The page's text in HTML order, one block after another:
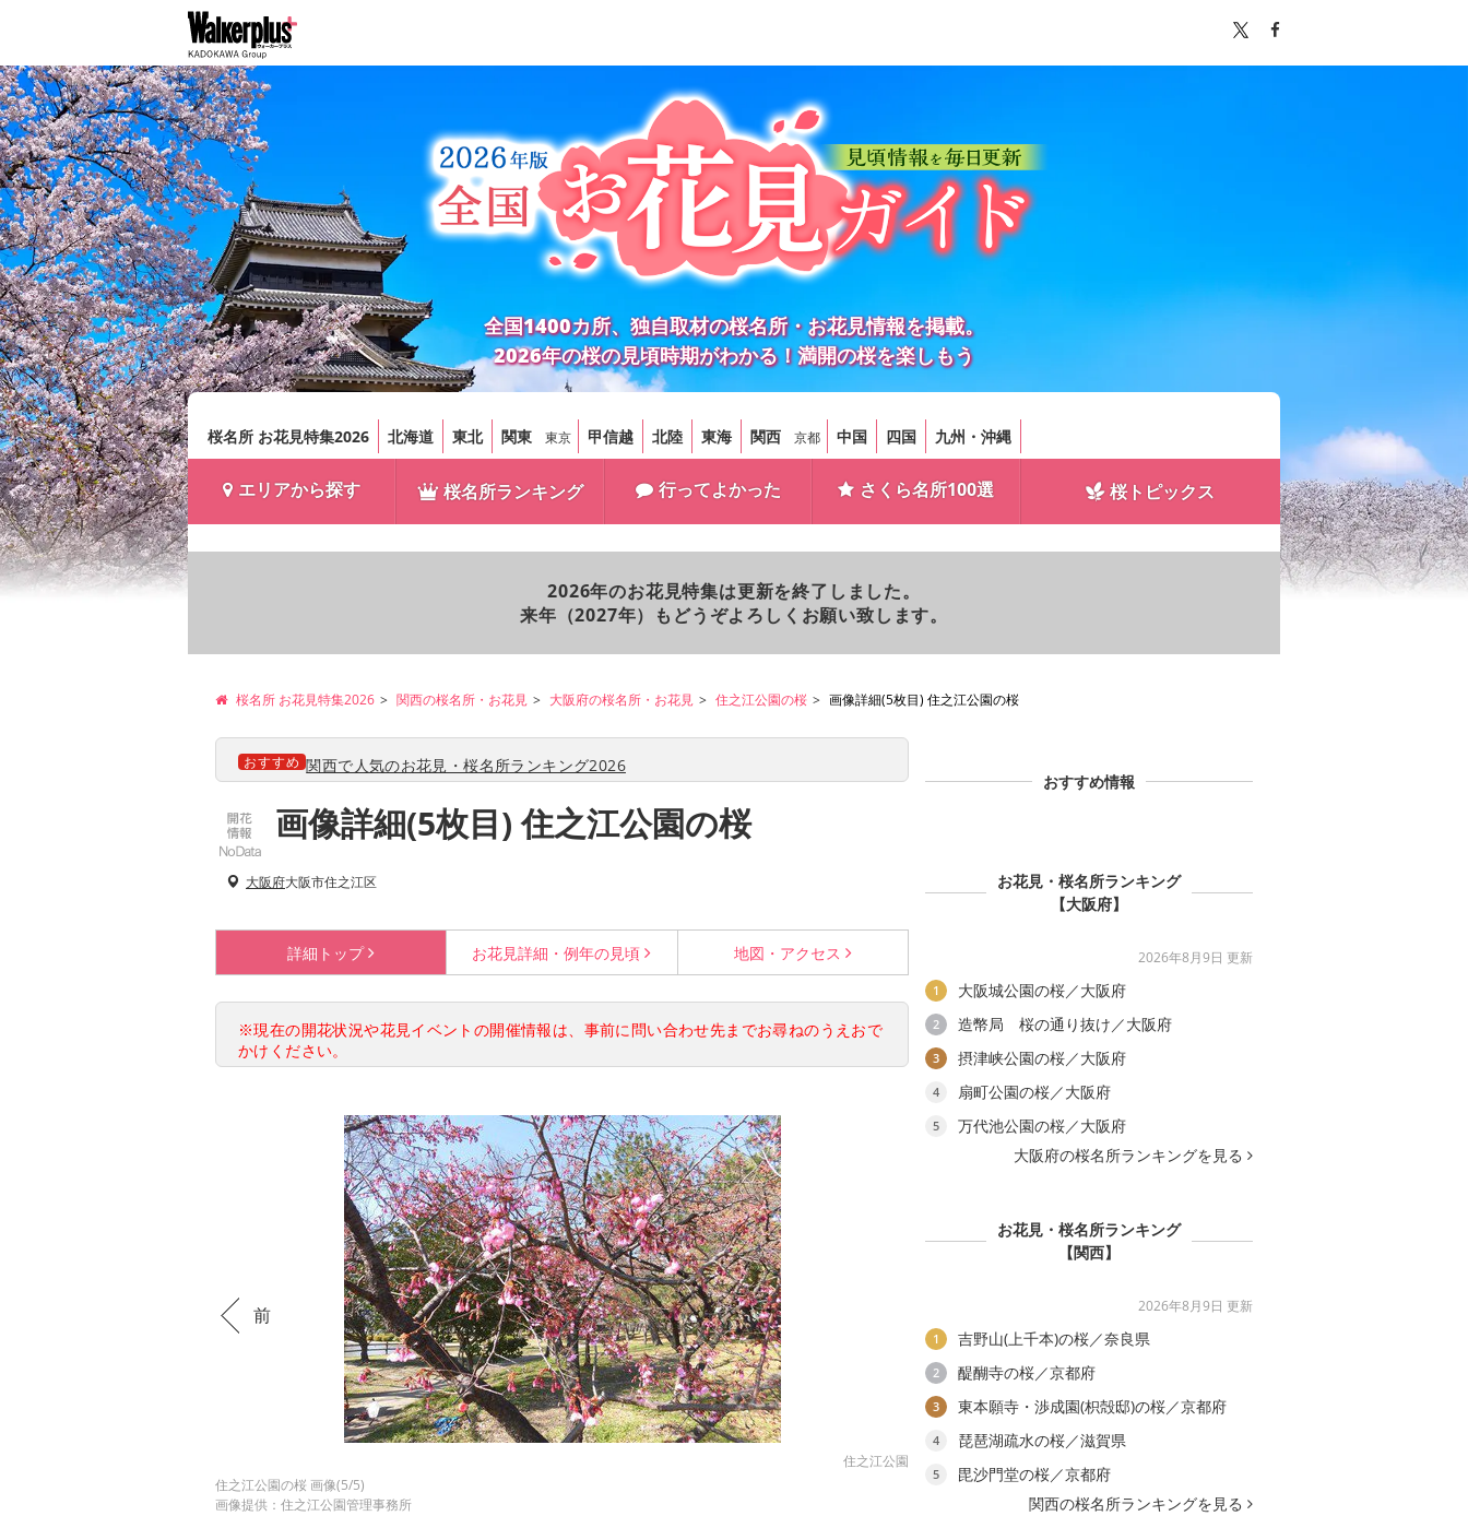
全国1400カ所、独自取材の桜名所・お花見情報を掲載。
2026年の桜の見頃時期がわかる！満開の桜を楽しもう
桜名所 お花見特集2026 北海道 東北 関東 東京 甲信越 北陸 東海 関西 京都 中国 四国 九州・沖縄
エリアから探す 桜名所ランキング 行ってよかった さくら名所100選 桜トピックス
2026年のお花見特集は更新を終了しました。
来年（2027年）もどうぞよろしくお願い致します。
桜名所 お花見特集2026 関西の桜名所・お花見 大阪府の桜名所・お花見 住之江公園の桜 画像詳細(5枚目) 住之江公園の桜
おすすめ 関西で人気のお花見・桜名所ランキング2026
画像詳細(5枚目) 住之江公園の桜
大阪府大阪市住之江区
詳細 トップ お花見詳細・例年の見頃 地図・ アクセス
※現在の開花状況や花見イベントの開催情報は、事前に問い合わせ先までお尋ねのうえおで
かけください。
住之江公園
住之江公園の桜 画像(5/5)
画像提供：住之江公園管理事務所
前
おすすめ情報
お花見・桜名所ランキング
【大阪府】
2026年8月9日 更新
1 大阪城公園の桜／大阪府
2 造幣局 桜の通り抜け／大阪府
3 摂津峡公園の桜／大阪府
4 扇町公園の桜／大阪府
5
万代池公園の桜／大阪府
大阪府の桜名所ランキングを見る
お花見・桜名所ランキング
【関西】
2026年8月9日 更新
1 吉野山(上千本)の桜／奈良県
2 醍醐寺の桜／京都府
3 東本願寺・渉成園(枳殻邸)の桜／京都府
4 琵琶湖疏水の桜／滋賀県
5
毘沙門堂の桜／京都府
関西の桜名所ランキングを見る